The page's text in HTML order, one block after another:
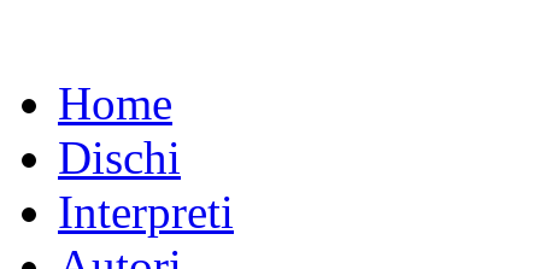
Home
Dischi
Interpreti